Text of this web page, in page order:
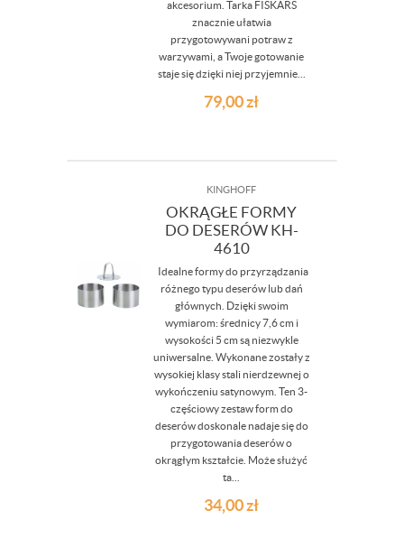
akcesorium. Tarka FISKARS
znacznie ułatwia
przygotowywani potraw z
warzywami, a Twoje gotowanie
staje się dzięki niej przyjemnie...
79,00zł
KINGHOFF
OKRĄGŁE FORMY
DO DESERÓW KH-
4610
Idealne formy do przyrządzania
różnego typu deserów lub dań
głównych. Dzięki swoim
wymiarom: średnicy 7,6 cm i
wysokości 5 cm są niezwykle
uniwersalne. Wykonane zostały z
wysokiej klasy stali nierdzewnej o
wykończeniu satynowym. Ten 3-
częściowy zestaw form do
deserów doskonale nadaje się do
przygotowania deserów o
okrągłym kształcie. Może służyć
ta...
34,00zł